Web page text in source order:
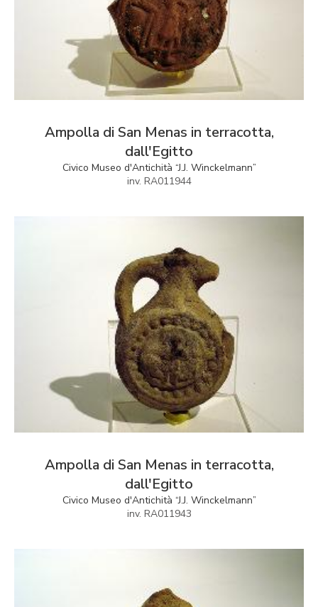
Ampolla di San Menas in terracotta,
dall'Egitto
Civico Museo d'Antichità “J.J. Winckelmann”
inv. RA011944
Ampolla di San Menas in terracotta,
dall'Egitto
Civico Museo d'Antichità “J.J. Winckelmann”
inv. RA011943